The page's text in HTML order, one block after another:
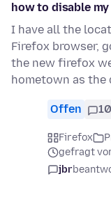
how to disable
I have all the
Firefox browser,
the new firefox
hometown as the
Offen 10
Firefox
gefragt
jbr